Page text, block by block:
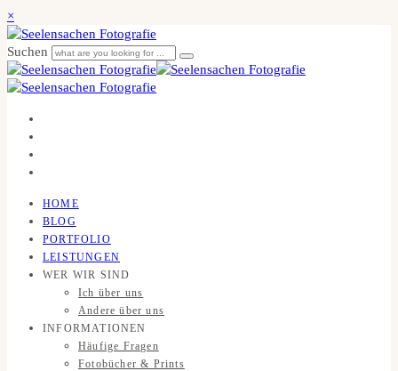
×
Suchen
HOME
BLOG
PORTFOLIO
LEISTUNGEN
WER WIR SIND
Ich über uns
Andere über uns
INFORMATIONEN
Häufige Fragen
Fotobücher & Prints